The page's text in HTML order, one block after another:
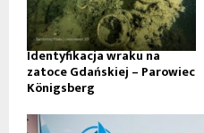
Identyfikacja wraku na
zatoce Gdańskiej – Parowiec
Königsberg